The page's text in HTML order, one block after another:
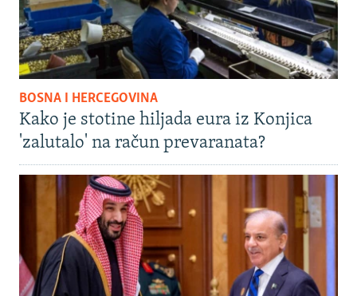
BOSNA I HERCEGOVINA
Kako je stotine hiljada eura iz Konjica
'zalutalo' na račun prevaranata?